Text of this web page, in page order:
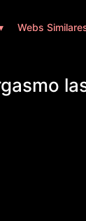
Webs